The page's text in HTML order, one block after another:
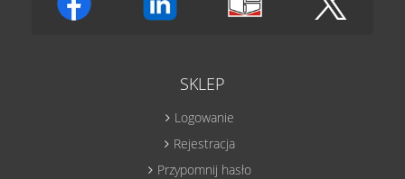
SKLEP
Logowanie
Rejestracja
Przypomnij hasło